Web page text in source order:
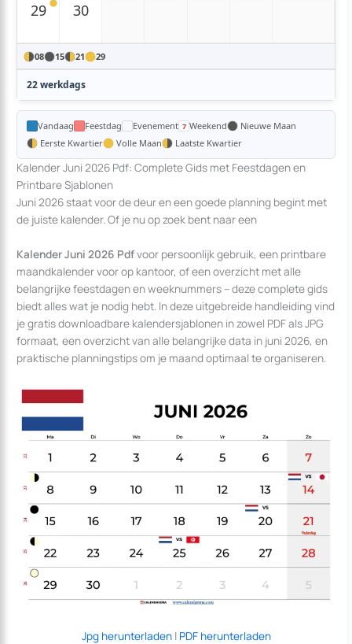
29 30
08 15 21 29
22 werkdags
Vandaag Feestdag Evenement Weekend
Nieuwe Maan
Eerste Kwartier
Volle Maan Laatste Kwartier
Kalender Juni 2026 Pdf: Complete Gids met Feestdagen en
Printbare Sjablonen
Juni 2026 staat voor de deur en een goede planning begint met
de juiste kalender. Of je nu op zoek bent naar een
Kalender Juni 2026 Pdfvoor persoonlijk gebruik, een printbare
maandkalender voor op kantoor, of een overzicht met alle
belangrijke feestdagen en weeknummers – deze complete gids
biedt alles wat je nodig hebt. In deze uitgebreide handleiding vind
je gratis downloadbare kalendersjablonen in zowel PDF als JPG
formaat, een overzicht van alle belangrijke data in juni 2026, en
praktische planningstips om je maand optimaal te organiseren.
Jpg herunterladen| PDF herunterladen